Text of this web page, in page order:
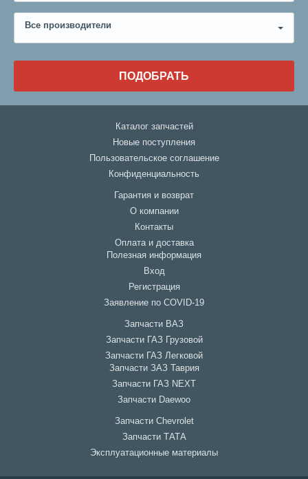
Все производители
ПОДОБРАТЬ
Каталог запчастей
Новые поступления
Пользовательское соглашение
Конфиденциальность
Гарантия и возврат
О компании
Контакты
Оплата и доставка
Полезная информация
Вход
Регистрация
Заявление по COVID-19
Запчасти ВАЗ
Запчасти ГАЗ Грузовой
Запчасти ГАЗ Легковой
Запчасти ЗАЗ Таврия
Запчасти ГАЗ NEXT
Запчасти Daewoo
Запчасти Chevrolet
Запчасти ТАТА
Эксплуатационные материалы